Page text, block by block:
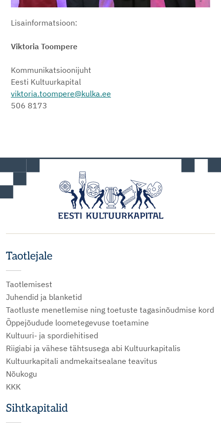
Lisainformatsioon:
Viktoria Toompere
Kommunikatsioonijuht
Eesti Kultuurkapital
viktoria.toompere@kulka.ee
506 8173
Taotlejale
Taotlemisest
Juhendid ja blanketid
Taotluste menetlemise ning toetuste tagasinõudmise kord
Õppejõudude loometegevuse toetamine
Kultuuri- ja spordiehitised
Riigiabi ja vähese tähtsusega abi Kultuurkapitalis
Kultuurkapitali andmekaitsealane teavitus
Nõukogu
KKK
Sihtkapitalid